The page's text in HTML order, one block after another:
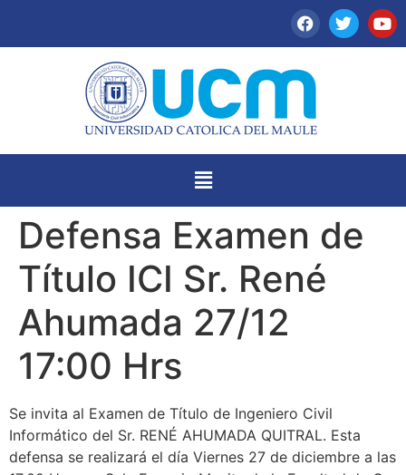
Defensa Examen de
Título ICI Sr. René
Ahumada 27/12
17:00 Hrs
Se invita al Examen de Título de Ingeniero Civil
Informático del Sr. RENÉ AHUMADA QUITRAL. Esta
defensa se realizará el día Viernes 27 de diciembre a las